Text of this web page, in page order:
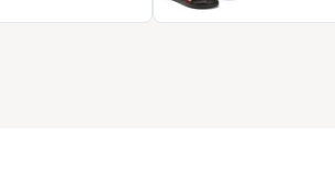
ces chaussures s’invitent en